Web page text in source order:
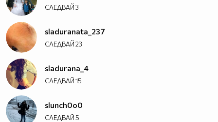
СЛЕДВАЙ3
sladuranata_237
СЛЕДВАЙ23
sladurana_4
СЛЕДВАЙ15
slunch0o0
СЛЕДВАЙ5